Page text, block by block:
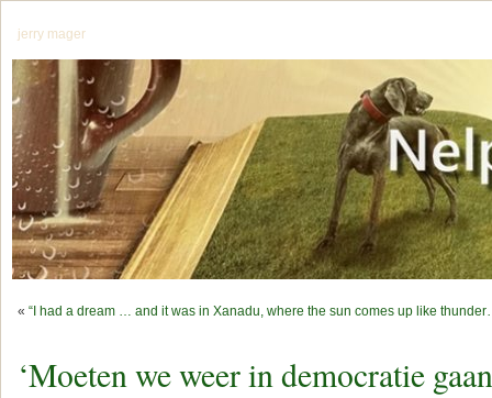
jerry mager
« “I had a dream … and it was in Xanadu, where the sun comes up like
‘Moeten we weer in democratie